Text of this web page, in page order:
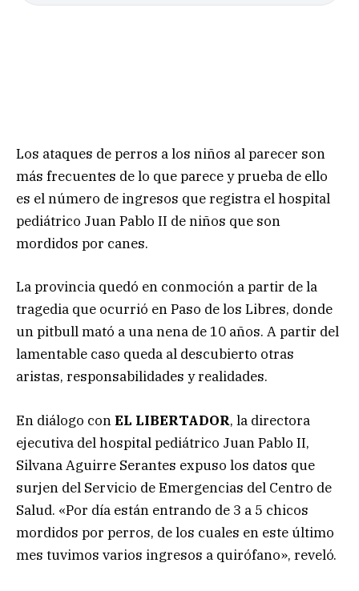
Los ataques de perros a los niños al parecer son
más frecuentes de lo que parece y prueba de ello
es el número de ingresos que registra el hospital
pediátrico Juan Pablo II de niños que son
mordidos por canes.
La provincia quedó en conmoción a partir de la
tragedia que ocurrió en Paso de los Libres, donde
un pitbull mató a una nena de 10 años. A partir del
lamentable caso queda al descubierto otras
aristas, responsabilidades y realidades.
En diálogo conEL LIBERTADOR, la directora
ejecutiva del hospital pediátrico Juan Pablo II,
Silvana Aguirre Serantes expuso los datos que
surjen del Servicio de Emergencias del Centro de
Salud. «Por día están entrando de 3 a 5 chicos
mordidos por perros, de los cuales en este último
mes tuvimos varios ingresos a quirófano», reveló.